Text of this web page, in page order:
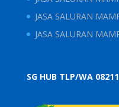
JASA SALURAN
JASA SALURAN
SG HUB TLP/WA